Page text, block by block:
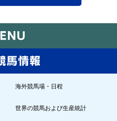
海外競馬場・日程
世界の競馬および生産統計